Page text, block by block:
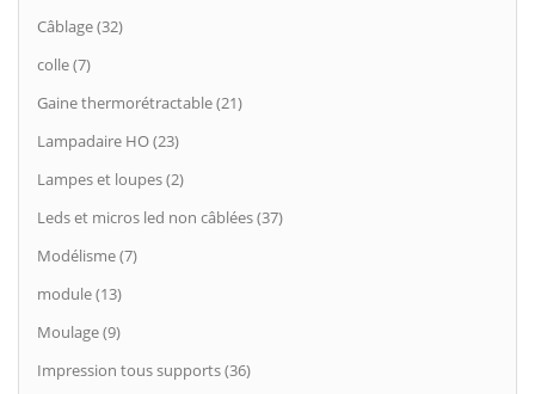
Câblage (32)
colle (7)
Gaine thermorétractable (21)
Lampadaire HO (23)
Lampes et loupes (2)
Leds et micros led non câblées (37)
Modélisme (7)
module (13)
Moulage (9)
Impression tous supports (36)